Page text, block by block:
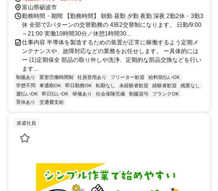
富山県砺波市
勤務時間・期間 【勤務時間】 朝勤 昼勤 夕勤 夜勤 深夜 2勤2休・3勤3
休 全部で2パターンの交替勤務の 4班2交替制になります。 日勤/9:00
～21:00 実働10時間30分／休憩1時間30...
仕事内容 半導体を製造するための装置が正常に稼働するよう定期メ
ンテナンスや、故障対応などの業務をお任せします。 ー具体的には
ー (1)定期保全 部品の取り外しや洗浄、定期的な部品交換などを行い
ます...
制服あり 変形労働時間制 社員登用あり フリーター歓迎
給料前払いOK
学歴不問
車通勤OK 即日勤務OK 転勤なし 未経験者歓迎 経験者歓迎
残業なし
週払いOK
即日払いOK 研修あり 社会保険完備 制服貸与
ブランクOK
育休あり
交通費支給
派遣社員